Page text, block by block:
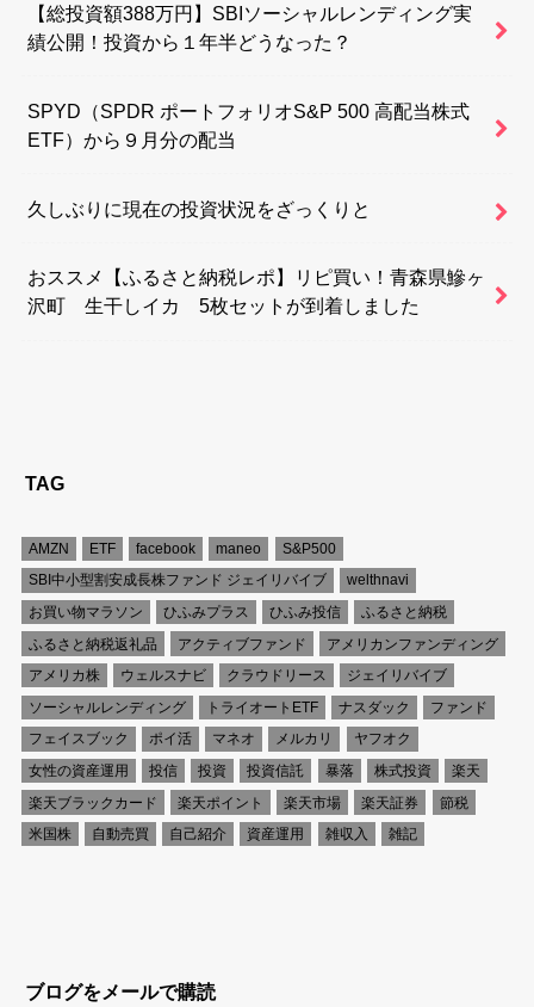
【総投資額388万円】SBIソーシャルレンディング実
績公開！投資から１年半どうなった？
SPYD（SPDR ポートフォリオS&P 500 高配当株式
ETF）から９月分の配当
久しぶりに現在の投資状況をざっくりと
おススメ【ふるさと納税レポ】リピ買い！青森県鰺ヶ
沢町 生干しイカ 5枚セットが到着しました
TAG
AMZN ETF facebook maneo
S&P500
SBI中小型割安成長株ファンド ジェイリバイブ
welthnavi
お買い物マラソン
ひふみプラス ひふみ投信
ふるさと納税
ふるさと納税返礼品
アクティブファンド
アメリカンファンディング
アメリカ株
ウェルスナビ クラウドリース
ジェイリバイブ
ソーシャルレンディング
トライオートETF ナスダック
ファンド
フェイスブック
ポイ活 マネオ メルカリ
ヤフオク
女性の資産運用
投信 投資 投資信託 暴落 株式投資
楽天
楽天ブラックカード
楽天ポイント 楽天市場 楽天証券
節税
米国株
自動売買 自己紹介 資産運用 雑収入 雑記
ブログをメールで購読